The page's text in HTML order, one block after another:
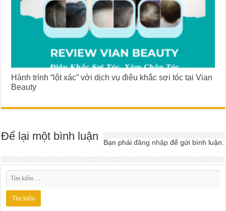
Hành trình “lột xác” với dịch vụ điêu khắc sợi tóc tại Vian
Beauty
Để lại một bình luận Bạn phảiđăng nhập để gửi bình luận.